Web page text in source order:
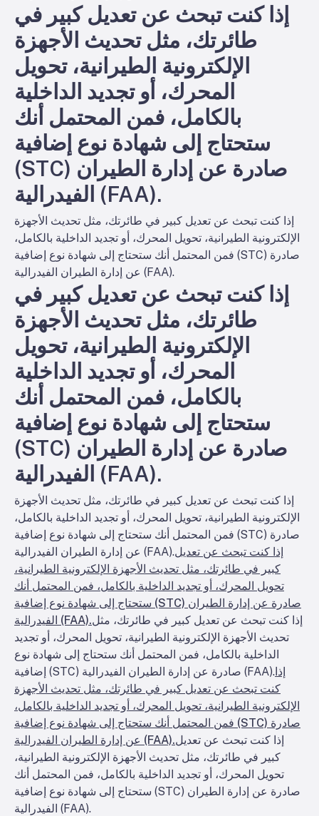
إذا كنت تبحث عن تعديل كبير في
طائرتك، مثل تحديث الأجهزة
الإلكترونية الطيرانية، تحويل
المحرك، أو تجديد الداخلية
بالكامل، فمن المحتمل أنك
ستحتاج إلى شهادة نوع إضافية
(STC) صادرة عن إدارة الطيران
الفيدرالية (FAA).
إذا كنت تبحث عن تعديل كبير في طائرتك، مثل تحديث الأجهزة
الإلكترونية الطيرانية، تحويل المحرك، أو تجديد الداخلية بالكامل،
فمن المحتمل أنك ستحتاج إلى شهادة نوع إضافية (STC) صادرة
عن إدارة الطيران الفيدرالية (FAA).
إذا كنت تبحث عن تعديل كبير في
طائرتك، مثل تحديث الأجهزة
الإلكترونية الطيرانية، تحويل
المحرك، أو تجديد الداخلية
بالكامل، فمن المحتمل أنك
ستحتاج إلى شهادة نوع إضافية
(STC) صادرة عن إدارة الطيران
الفيدرالية (FAA).
إذا كنت تبحث عن تعديل كبير في طائرتك، مثل تحديث الأجهزة
الإلكترونية الطيرانية، تحويل المحرك، أو تجديد الداخلية بالكامل،
فمن المحتمل أنك ستحتاج إلى شهادة نوع إضافية (STC) صادرة
عن إدارة الطيران الفيدرالية (FAA).إذا كنت تبحث عن تعديل
كبير في طائرتك، مثل تحديث الأجهزة الإلكترونية الطيرانية،
تحويل المحرك، أو تجديد الداخلية بالكامل، فمن المحتمل أنك
ستحتاج إلى شهادة نوع إضافية (STC) صادرة عن إدارة الطيران
الفيدرالية (FAA).إذا كنت تبحث عن تعديل كبير في طائرتك، مثل
تحديث الأجهزة الإلكترونية الطيرانية، تحويل المحرك، أو تجديد
الداخلية بالكامل، فمن المحتمل أنك ستحتاج إلى شهادة نوع
إضافية (STC) صادرة عن إدارة الطيران الفيدرالية (FAA).إذا
كنت تبحث عن تعديل كبير في طائرتك، مثل تحديث الأجهزة
الإلكترونية الطيرانية، تحويل المحرك، أو تجديد الداخلية بالكامل،
فمن المحتمل أنك ستحتاج إلى شهادة نوع إضافية (STC) صادرة
عن إدارة الطيران الفيدرالية (FAA).إذا كنت تبحث عن تعديل
كبير في طائرتك، مثل تحديث الأجهزة الإلكترونية الطيرانية،
تحويل المحرك، أو تجديد الداخلية بالكامل، فمن المحتمل أنك
ستحتاج إلى شهادة نوع إضافية (STC) صادرة عن إدارة الطيران
الفيدرالية (FAA).